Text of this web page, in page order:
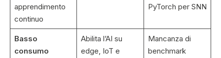
apprendimento
continuo
PyTorch per SNN
Basso
consumo
Abilita l’AI su
edge, IoT e
Mancanza di
benchmark